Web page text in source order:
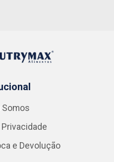
Somos
e Devolução